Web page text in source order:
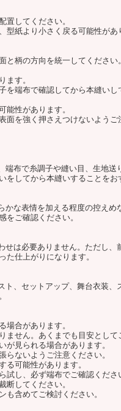
置してください。
紙より小さく戻る可能性があ
柄の方向を統一してください。
ます。
端布で確認してから本縫いし
能性があります。
を強く押さえつけないようご
布で糸調子や縫い目、生地送
してから本縫いすることをお
な表情を加える程度の控えめ
をご確認ください。
は必要ありません。ただし、
た仕上がりになります。
、セットアップ、舞台衣装、
場合があります。
せん。あくまでも目安として
が見られる場合があります。
らないようご注意ください。
る可能性があります。
し、必ず端布でご確認くださ
断してください。
も含めてご検討ください。